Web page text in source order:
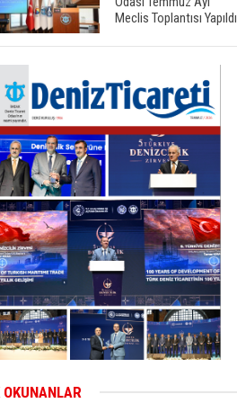
Meclis Toplantısı Yapıldı
OKUNANLAR